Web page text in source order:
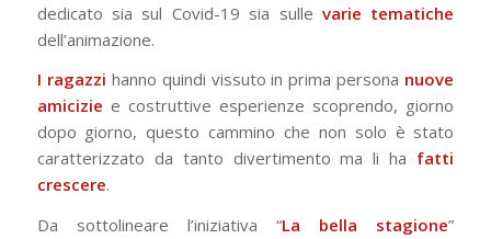
dedicato sia sul Covid-19 sia sulle varie tematiche
dell’animazione.
I ragazzi hanno quindi vissuto in prima persona nuove
amicizie e costruttive esperienze scoprendo, giorno
dopo giorno, questo cammino che non solo è stato
caratterizzato da tanto divertimento ma li ha fatti
crescere.
Da sottolineare l’iniziativa “La bella stagione”